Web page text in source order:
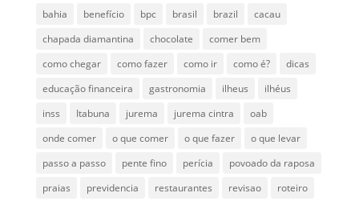
bahia
benefício bpc brasil brazil
cacau
chapada diamantina
chocolate
comer bem
como chegar
como fazer como ir como é?
dicas
educação financeira
gastronomia ilheus
ilhéus
inss
Itabuna jurema jurema cintra
oab
onde comer
o que comer o que fazer
o que levar
passo a passo
pente fino perícia
povoado da raposa
praias
previdencia restaurantes revisao roteiro